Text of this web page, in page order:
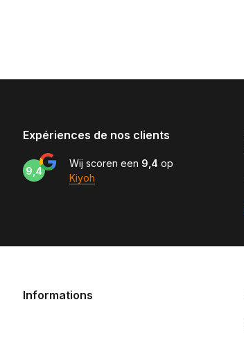
Expériences de nos clients
9,4
Wij scoren een 9,4 op
Kiyoh
Informations